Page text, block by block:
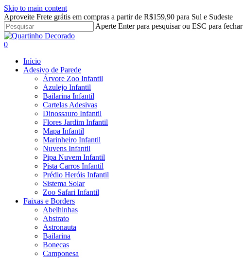
Skip to main content
Aproveite Frete grátis em compras a partir de R$159,90 para Sul e Sudeste
Aperte Enter para pesquisar ou ESC para fechar
Close
Search
search
account
0
Início
Adesivo de Parede
Árvore Zoo Infantil
Azulejo Infantil
Bailarina Infantil
Cartelas Adesivas
Dinossauro Infantil
Flores Jardim Infantil
Mapa Infantil
Marinheiro Infantil
Nuvens Infantil
Pipa Nuvem Infantil
Pista Carros Infantil
Prédio Heróis Infantil
Sistema Solar
Zoo Safari Infantil
Faixas e Borders
Abelhinhas
Abstrato
Astronauta
Bailarina
Bonecas
Camponesa